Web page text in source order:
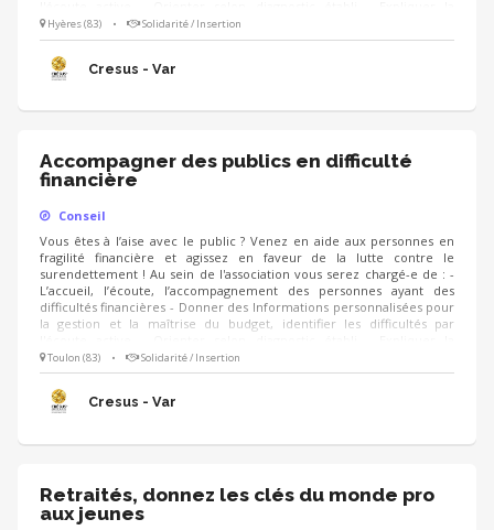
procédure de surendettement et suivre l’établissement du dossier -
Participer au travail collectif de l'association - Informatique de Word
et Excel, nécessaires - Formation assurée
Hyères (83) • Solidarité / Insertion
Cresus - Var
Accompagner des publics en difficulté
financière
Conseil
Vous êtes à l’aise avec le public ? Venez en aide aux personnes en
fragilité financière et agissez en faveur de la lutte contre le
surendettement ! Au sein de l'association vous serez chargé-e de : -
L’accueil, l’écoute, l’accompagnement des personnes ayant des
difficultés financières - Donner des Informations personnalisées pour
la gestion et la maîtrise du budget, identifier les difficultés par
procédure de surendettement et suivre l’établissement du dossier -
Participer au travail collectif de l'association - Informatique de Word
et Excel, nécessaires - Formation assurée
Toulon (83) • Solidarité / Insertion
Cresus - Var
Retraités, donnez les clés du monde pro
aux jeunes